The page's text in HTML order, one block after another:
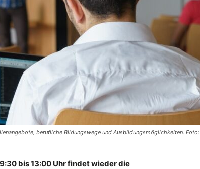
berufliche Bildungswege und Ausbildungsmöglichkeiten. Foto:
bis 13:00 Uhr findet wieder die